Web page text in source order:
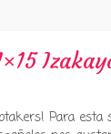
Para